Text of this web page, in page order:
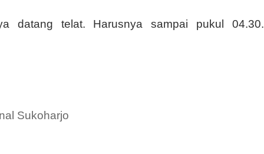
datang telat. Harusnya sampai pukul 04.30.
Sukoharjo